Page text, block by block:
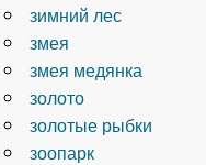
зимний лес
змея
змея медянка
золото
золотые рыбки
зоопарк